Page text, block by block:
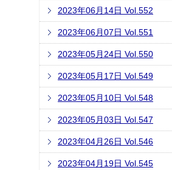
2023年06月14日 Vol.552
2023年06月07日 Vol.551
2023年05月24日 Vol.550
2023年05月17日 Vol.549
2023年05月10日 Vol.548
2023年05月03日 Vol.547
2023年04月26日 Vol.546
2023年04月19日 Vol.545